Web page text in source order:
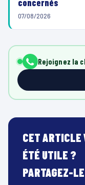
concernés
07/08/2026
Rejoignez la
CET ARTICLE
ÉTÉ UTILE ?
PARTAGEZ-LE